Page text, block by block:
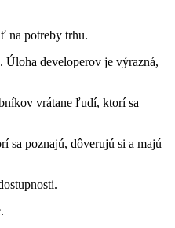
na potreby trhu.
Úloha developerov je výrazná,
vrátane ľudí, ktorí sa
sa poznajú, dôverujú si a majú